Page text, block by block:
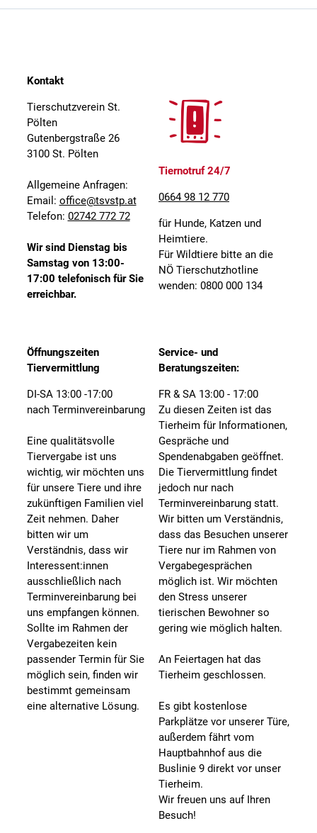
Kontakt
Tierschutzverein St.
Pölten
Gutenbergstraße 26
3100 St. Pölten
Allgemeine Anfragen:
Email: office@tsvstp.at
Telefon: 02742 772 72
Wir sind Dienstag bis
Samstag von 13:00-
17:00 telefonisch für Sie
erreichbar.
Tiernotruf 24/7
0664 98 12 770
für Hunde, Katzen und
Heimtiere.
Für Wildtiere bitte an die
NÖ Tierschutzhotline
wenden: 0800 000 134
Öffnungszeiten
Tiervermittlung
DI-SA 13:00 -17:00
nach Terminvereinbarung
Eine qualitätsvolle
Tiervergabe ist uns
wichtig, wir möchten uns
für unsere Tiere und ihre
zukünftigen Familien viel
Zeit nehmen. Daher
bitten wir um
Verständnis, dass wir
Interessent:innen
ausschließlich nach
Terminvereinbarung bei
uns empfangen können.
Sollte im Rahmen der
Vergabezeiten kein
passender Termin für Sie
möglich sein, finden wir
bestimmt gemeinsam
eine alternative Lösung.
Service- und
Beratungszeiten:
FR & SA 13:00 - 17:00
Zu diesen Zeiten ist das
Tierheim für Informationen,
Gespräche und
Spendenabgaben geöffnet.
Die Tiervermittlung findet
jedoch nur nach
Terminvereinbarung statt.
Wir bitten um Verständnis,
dass das Besuchen unserer
Tiere nur im Rahmen von
Vergabegesprächen
möglich ist. Wir möchten
den Stress unserer
tierischen Bewohner so
gering wie möglich halten.
An Feiertagen hat das
Tierheim geschlossen.
Es gibt kostenlose
Parkplätze vor unserer Türe,
außerdem fährt vom
Hauptbahnhof aus die
Buslinie 9 direkt vor unser
Tierheim.
Wir freuen uns auf Ihren
Besuch!